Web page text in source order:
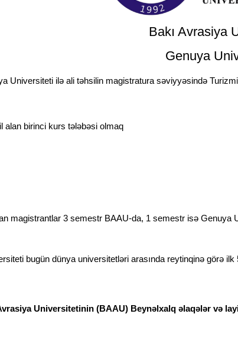
Bakı Avrasiya
Genuya
Universiteti ilə ali təhsilin magistratura səviyyəsində
alan birinci kurs tələbəsi olmaq
magistrantlar 3 semestr BAAU-da, 1 semestr isə
bugün dünya universitetləri arasında reytinqinə görə
Universitetinin (BAAU) Beynəlxalq əlaqələr və